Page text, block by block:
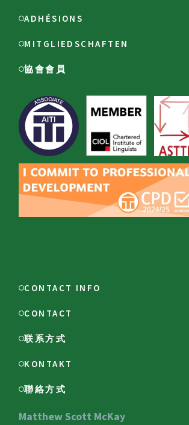
ADHÉSIONS
MITGLIEDSCHAFTEN
協會會員
CONTACT INFO
CONTACT
联系方式
KONTAKT
聯絡方式
Matthew Scott McKay